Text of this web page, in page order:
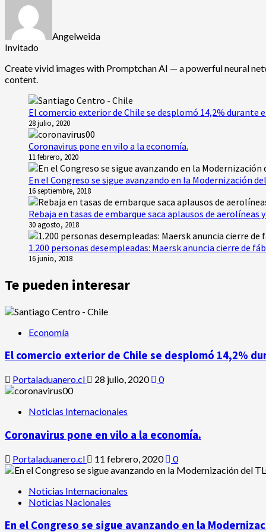
Angelweida
Invitado
Create vivid images with Promptchan AI — a powerful neural
content.
El comercio exterior de Chile se desplomó 14,2% durante
28 julio, 2020
Coronavirus pone en vilo a la economía.
11 febrero, 2020
En el Congreso se sigue avanzando en la Modernización
16 septiembre, 2018
Rebaja en tasas de embarque saca aplausos de aerolíneas
30 agosto, 2018
1.200 personas desempleadas: Maersk anuncia cierre de
16 junio, 2018
Te pueden interesar
Economía
El comercio exterior de Chile se desplomó 14,2%
Portaladuanero.cl 28 julio, 2020 0
Noticias Internacionales
Coronavirus pone en vilo a la economía.
Portaladuanero.cl 11 febrero, 2020 0
Noticias Internacionales
Noticias Nacionales
En el Congreso se sigue avanzando en la